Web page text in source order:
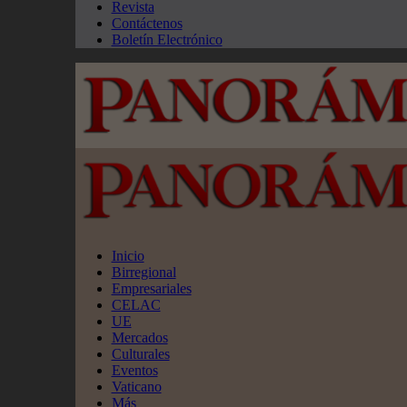
Revista
Contáctenos
Boletín Electrónico
Inicio
Birregional
Empresariales
CELAC
UE
Mercados
Culturales
Eventos
Vaticano
Más